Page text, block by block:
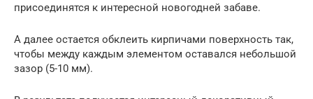
присоединятся к интересной новогодней забаве.
А далее остается обклеить кирпичами поверхность так,
чтобы между каждым элементом оставался небольшой
зазор (5-10 мм).